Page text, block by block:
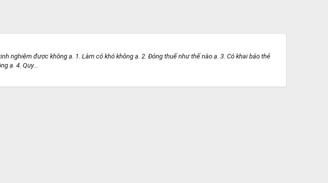
nghiệm được không ạ. 1. Làm có khó không ạ. 2. Đóng thuế như thế nào ạ. 3. Có khai báo thẻ
ạ. 4. Quy...